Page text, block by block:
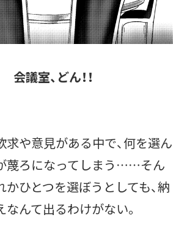
会議室、どん！！
求や意見がある中で、何を選ん
蔑ろになってしまう……そん
かひとつを選ぼうとしても、納
んて出るわけがない。